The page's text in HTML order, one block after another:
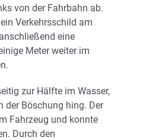
von der Fahrbahn ab.
Verkehrsschild am
eine
Meter weiter im
zur Hälfte im Wasser,
der Böschung hing. Der
Fahrzeug und konnte
Durch den